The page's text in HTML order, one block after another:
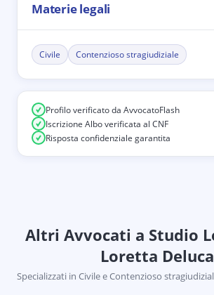
Materie legali
Civile Contenzioso stragiudiziale
Profilo verificato da AvvocatoFlash
Iscrizione Albo verificata al CNF
Risposta confidenziale garantita
Altri Avvocati a Studio
Loretta Deluca
Specializzati in Civile e Contenzioso